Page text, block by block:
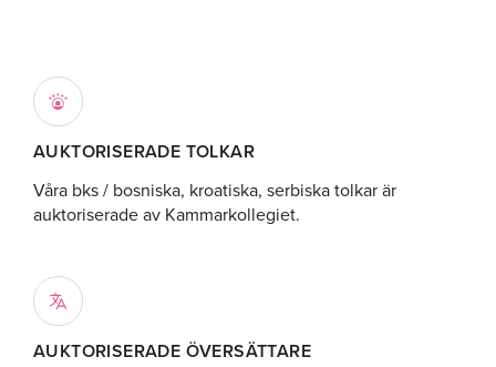
AUKTORISERADE TOLKAR
Våra bks / bosniska, kroatiska, serbiska tolkar är
auktoriserade av Kammarkollegiet.
AUKTORISERADE ÖVERSÄTTARE